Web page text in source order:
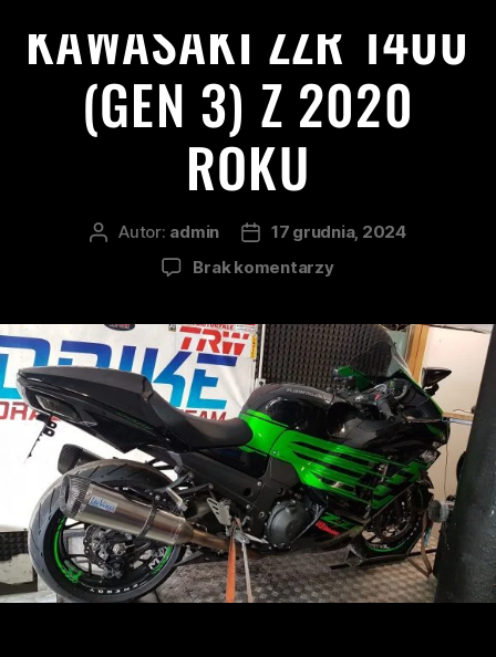
KAWASAKI ZZR 1400
(GEN 3) Z 2020
ROKU
Autor: admin
17 grudnia, 2024
Brak komentarzy